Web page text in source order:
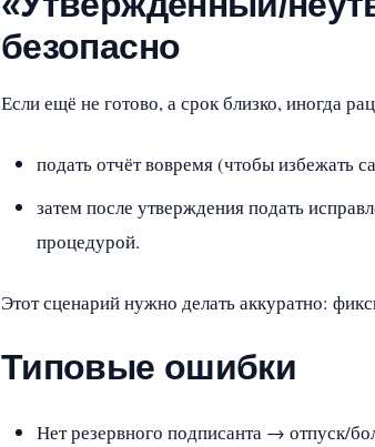
безопасно
Если ещё не готово, а срок близко, иногда
подать отчёт вовремя (чтобы избежать
затем после утверждения подать
процедурой.
Этот сценарий нужно делать аккуратно:
Типовые ошибки
Нет резервного подписанта → отпуск/